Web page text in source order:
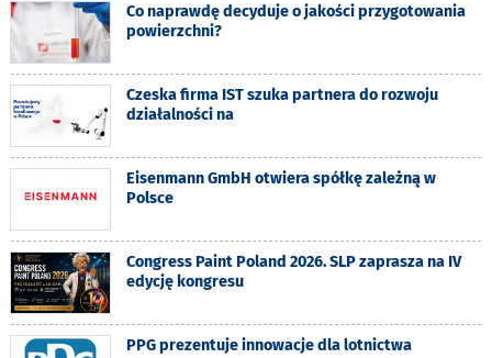
Co naprawdę decyduje o jakości przygotowania
powierzchni?
Czeska firma IST szuka partnera do rozwoju
działalności na
Eisenmann GmbH otwiera spółkę zależną w
Polsce
Congress Paint Poland 2026. SLP zaprasza na IV
edycję kongresu
PPG prezentuje innowacje dla lotnictwa